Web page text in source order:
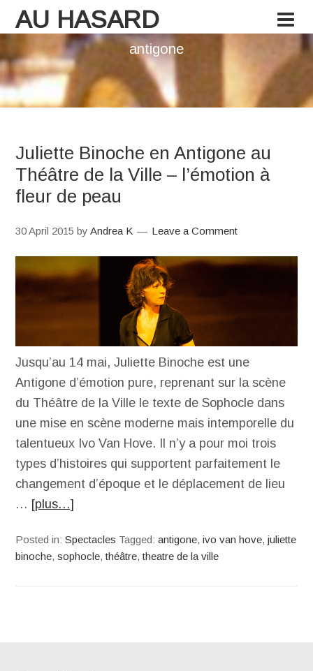
AU HASARD
antigone
Juliette Binoche en Antigone au
Théâtre de la Ville – l’émotion à
fleur de peau
30 April 2015 byAndrea K Leave a Comment
Jusqu’au 14 mai, Juliette Binoche est une
Antigone d’émotion pure, reprenant sur la scène
du Théâtre de la Ville le texte de Sophocle dans
une mise en scène moderne mais intemporelle du
talentueux Ivo Van Hove. Il n’y a pour moi trois
types d’histoires qui supportent parfaitement le
changement d’époque et le déplacement de lieu
… [plus…]
Posted in:Spectacles Tagged:antigone,ivo van hove,juliette
binoche,sophocle,théâtre,theatre de la ville